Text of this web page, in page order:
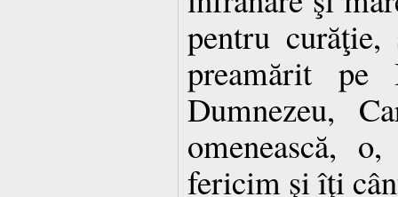
pentru
preamărit pe
Dumnezeu,
omenească,
fericim şi îţi